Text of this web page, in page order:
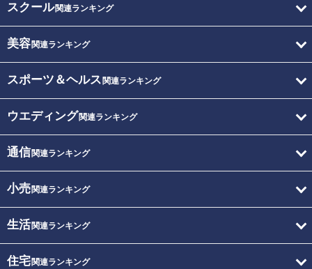
スクール関連ランキング
美容関連ランキング
スポーツ＆ヘルス 関連ランキング
ウエディング関連ランキング
通信関連ランキング
小売関連ランキング
生活関連ランキング
住宅関連ランキング